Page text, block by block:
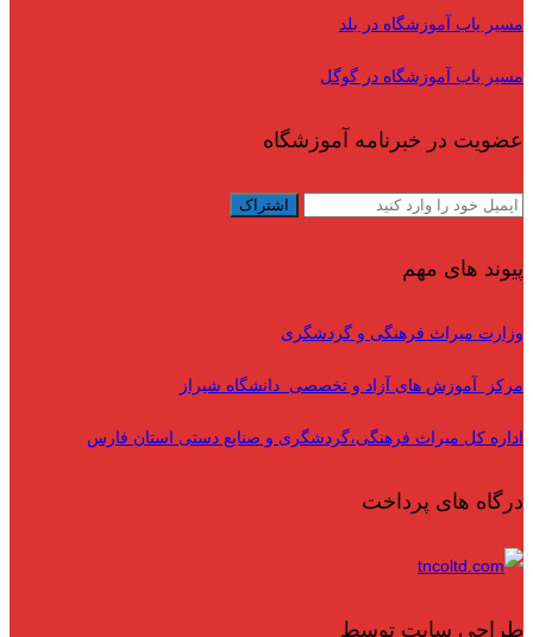
مسیر یاب آموزشگاه در بلد
مسیر یاب آموزشگاه در گوگل
عضویت در خبرنامه آموزشگاه
پیوند های مهم
وزارت میراث فرهنگی و گردشگری
مرکز آموزش های آزاد و تخصصی دانشگاه شیراز
اداره کل میراث فرهنگی،گردشگری و صنایع دستی استان فارس
درگاه های پرداخت
طراحی سایت توسط